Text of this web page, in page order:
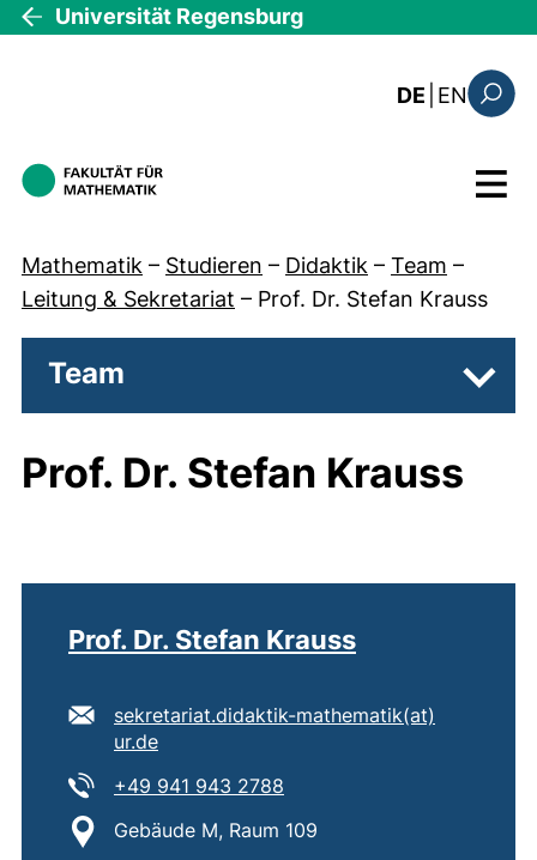
Direkt zum Inhalt
Universität Regensburg
DE EN: the
Menü
Mathematik – Studieren – Didaktik – Team –
Leitung & Sekretariat – Prof. Dr. Stefan Krauss
Team
Prof. Dr. Stefan Krauss
Prof. Dr. Stefan Krauss
E-Mail Adresse:
sekretariat.didaktik-mathematik​(at)​
ur.de(öffnet Ihr E-Mail-Programm)
Tel:
+49 941 943 2788
Standort:
Gebäude M, Raum 109